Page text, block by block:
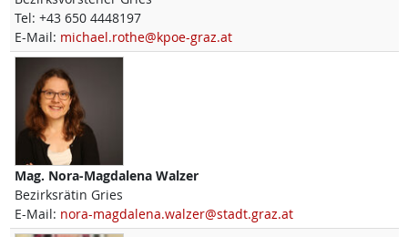
Tel: +43 650 4448197
E-Mail: michael.rothe@kpoe-graz.at
Mag. Nora-Magdalena Walzer
Bezirksrätin Gries
E-Mail: nora-magdalena.walzer@stadt.graz.at